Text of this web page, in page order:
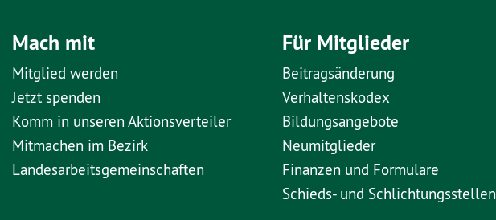
Mach mit
Mitglied werden
Jetzt spenden
Komm in unseren Aktionsverteiler
Mitmachen im Bezirk
Landesarbeitsgemeinschaften
Für Mitglieder
Beitragsänderung
Verhaltenskodex
Bildungsangebote
Neumitglieder
Finanzen und Formulare
Schieds- und Schlichtungsstellen